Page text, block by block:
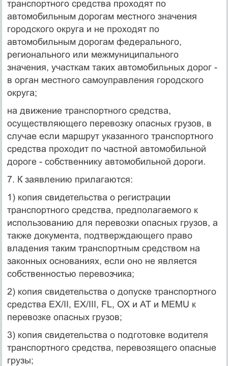
транспортного средства проходят по
автомобильным дорогам местного значения
городского округа и не проходят по
автомобильным дорогам федерального,
регионального или межмуниципального
значения, участкам таких автомобильных дорог -
в орган местного самоуправления городского
округа;
на движение транспортного средства,
осуществляющего перевозку опасных грузов, в
случае если маршрут указанного транспортного
средства проходит по частной автомобильной
дороге - собственнику автомобильной дороги.
7. К заявлению прилагаются:
1) копия свидетельства о регистрации
транспортного средства, предполагаемого к
использованию для перевозки опасных грузов, а
также документа, подтверждающего право
владения таким транспортным средством на
законных основаниях, если оно не является
собственностью перевозчика;
2) копия свидетельства о допуске транспортного
средства EX/II, EX/III, FL, ОХ и AT и MEMU к
перевозке опасных грузов;
3) копия свидетельства о подготовке водителя
транспортного средства, перевозящего опасные
грузы;